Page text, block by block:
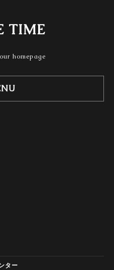
TIME
homepage
ター